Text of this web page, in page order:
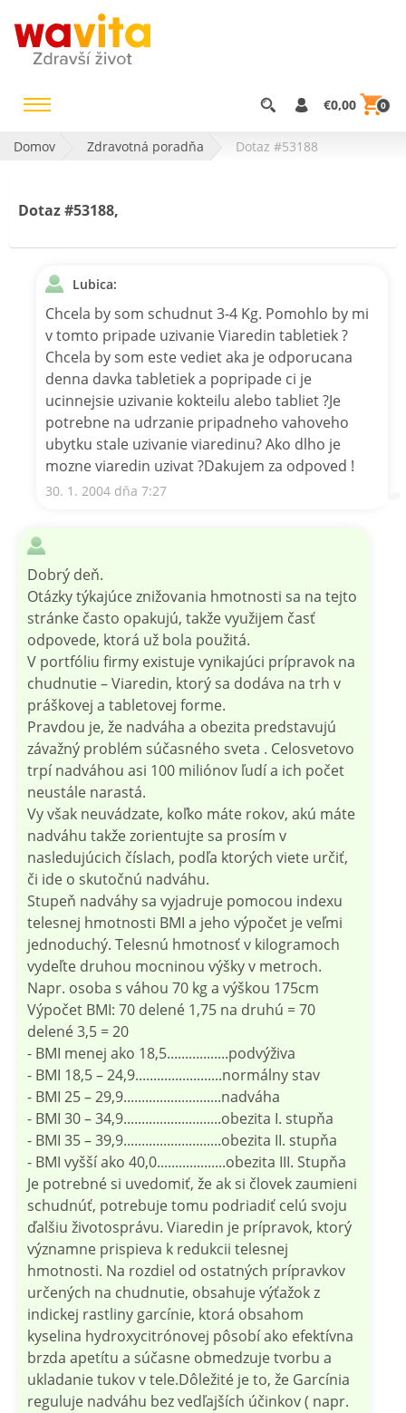
€0,00 0
Domov Zdravotná poradňa Dotaz #53188
Dotaz #53188,
Lubica:
Chcela by som schudnut 3-4 Kg. Pomohlo by mi
v tomto pripade uzivanie Viaredin tabletiek ?
Chcela by som este vediet aka je odporucana
denna davka tabletiek a popripade ci je
ucinnejsie uzivanie kokteilu alebo tabliet ?Je
potrebne na udrzanie pripadneho vahoveho
ubytku stale uzivanie viaredinu? Ako dlho je
mozne viaredin uzivat ?Dakujem za odpoved !
30. 1. 2004 dňa 7:27
Dobrý deň.
Otázky týkajúce znižovania hmotnosti sa na tejto
stránke často opakujú, takže využijem časť
odpovede, ktorá už bola použitá.
V portfóliu firmy existuje vynikajúci prípravok na
chudnutie – Viaredin, ktorý sa dodáva na trh v
práškovej a tabletovej forme.
Pravdou je, že nadváha a obezita predstavujú
závažný problém súčasného sveta . Celosvetovo
trpí nadváhou asi 100 miliónov ľudí a ich počet
neustále narastá.
Vy však neuvádzate, koľko máte rokov, akú máte
nadváhu takže zorientujte sa prosím v
nasledujúcich číslach, podľa ktorých viete určiť,
či ide o skutočnú nadváhu.
Stupeň nadváhy sa vyjadruje pomocou indexu
telesnej hmotnosti BMI a jeho výpočet je veľmi
jednoduchý. Telesnú hmotnosť v kilogramoch
vydeľte druhou mocninou výšky v metroch.
Napr. osoba s váhou 70 kg a výškou 175cm
Výpočet BMI: 70 delené 1,75 na druhú = 70
delené 3,5 = 20
- BMI menej ako 18,5.................podvýživa
- BMI 18,5 – 24,9........................normálny stav
- BMI 25 – 29,9...........................nadváha
- BMI 30 – 34,9...........................obezita I. stupňa
- BMI 35 – 39,9...........................obezita II. stupňa
- BMI vyšší ako 40,0...................obezita III. Stupňa
Je potrebné si uvedomiť, že ak si človek zaumieni
schudnúť, potrebuje tomu podriadiť celú svoju
ďalšiu životosprávu. Viaredin je prípravok, ktorý
významne prispieva k redukcii telesnej
hmotnosti. Na rozdiel od ostatných prípravkov
určených na chudnutie, obsahuje výťažok z
indickej rastliny garcínie, ktorá obsahom
kyselina hydroxycitrónovej pôsobí ako efektívna
brzda apetítu a súčasne obmedzuje tvorbu a
ukladanie tukov v tele.Dôležité je to, že Garcínia
reguluje nadváhu bez vedľajších účinkov ( napr.